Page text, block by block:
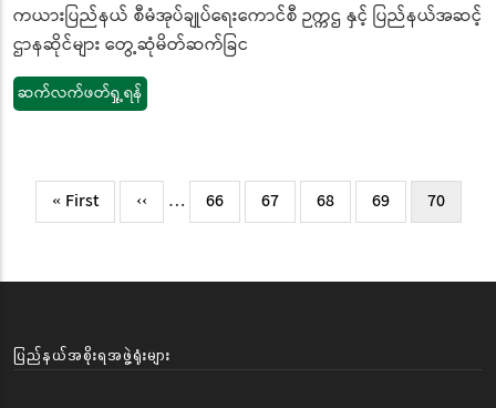
ကယားပြည်နယ် စီမံအုပ်ချုပ်ရေးကောင်စီ ဉက္ကဌ နှင့် ပြည်နယ်အဆင့်
ဌာနဆိုင်များ တွေ့ဆုံမိတ်ဆက်ခြင
ဆက်လက်ဖတ်ရှု့ရန်
Pagination
First
page
« First
Previous
page
‹‹ … Page
66 Page
67 Page
68 Page
69
လက်ရှိ
စာမျက်နှ
70
ပြည်နယ်အစိုးရအဖွဲ့ရုံးများ